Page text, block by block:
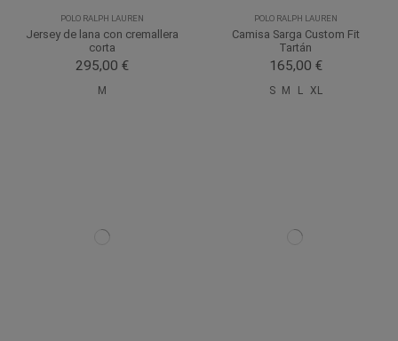
POLO RALPH LAUREN
Jersey de lana con cremallera
corta
295,00 €
M
POLO RALPH LAUREN
Camisa Sarga Custom Fit
Tartán
165,00 €
S M L XL